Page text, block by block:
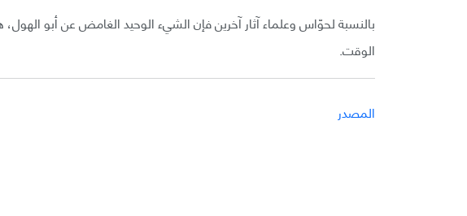
بالنسبة لحوّاس وعلماء آثار آخرين فإن الشيء الوحيد الغامض عن أبو
الوقت.
المصدر